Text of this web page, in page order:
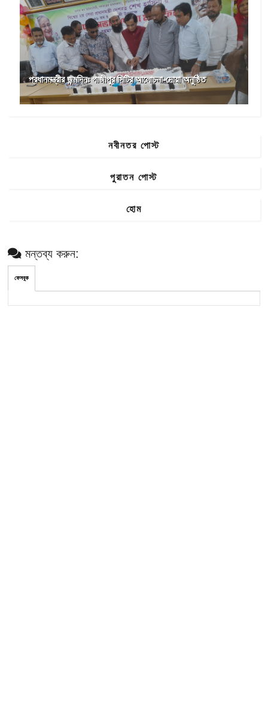
প্রধানমন্ত্রীর জন্মদিনঃ গাজীপুর সিটির আলোচনা-দোয়া অনুষ্ঠিত
নবীনতর পোস্ট
পুরাতন পোস্ট
হোম
মন্তব্য করুন:
ফেসবুক